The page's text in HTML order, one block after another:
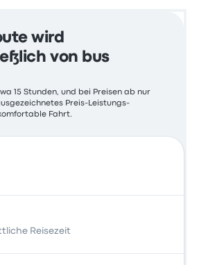
wird
von bus
15 Stunden, und bei Preisen ab nur
Preis-Leistungs-
Fahrt.
Reisezeit